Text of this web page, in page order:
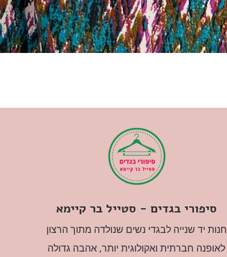
סיפורי בגדים - סטייל בר קיימא
חנות יד שנייה לבגדי נשים שנולדה מתוך הרצון
לאופנה חברתית ואקולוגית יותר, אהבה גדולה